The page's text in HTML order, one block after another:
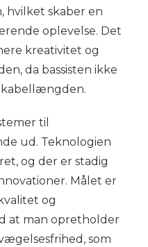
hvilket skaber en
oplevelse. Det
kreativitet og
da bassisten ikke
til
ud. Teknologien
og der er stadig
Målet er
og
at man opretholder
som